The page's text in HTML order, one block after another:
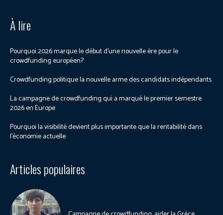
À lire
Pourquoi 2026 marque le début d’une nouvelle ère pour le
crowdfunding européen?
Crowdfunding politique la nouvelle arme des candidats indépendants
La campagne de crowdfunding qui a marqué le premier semestre
2026 en Europe
Pourquoi la visibilité devient plus importante que la rentabilité dans
l’économie actuelle
Articles populaires